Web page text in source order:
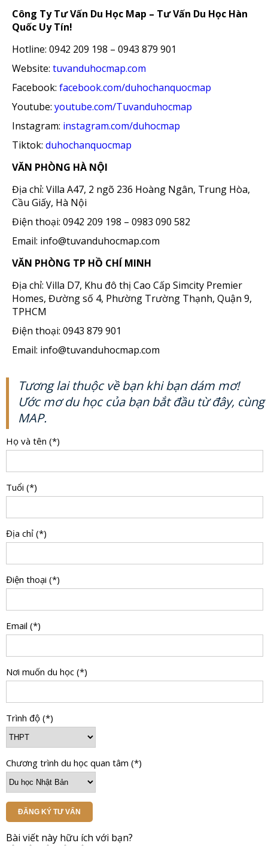
Công Ty Tư Vấn Du Học Map – Tư Vấn Du Học Hàn
Quốc Uy Tín!
Hotline: 0942 209 198 – 0943 879 901
Website: tuvanduhocmap.com
Facebook: facebook.com/duhochanquocmap
Youtube: youtube.com/Tuvanduhocmap
Instagram: instagram.com/duhocmap
Tiktok: duhochanquocmap
VĂN PHÒNG HÀ NỘI
Địa chỉ: Villa A47, 2 ngõ 236 Hoàng Ngân, Trung Hòa,
Cầu Giấy, Hà Nội
Điện thoại: 0942 209 198 – 0983 090 582
Email: info@tuvanduhocmap.com
VĂN PHÒNG TP HỒ CHÍ MINH
Địa chỉ: Villa D7, Khu đô thị Cao Cấp Simcity Premier
Homes, Đường số 4, Phường Trường Thạnh, Quận 9,
TPHCM
Điện thoại: 0943 879 901
Email: info@tuvanduhocmap.com
Tương lai thuộc về bạn khi bạn dám mơ!
Ước mơ du học của bạn bắt đầu từ đây, cùng
MAP.
Họ và tên (*)
Tuổi (*)
Địa chỉ (*)
Điện thoại (*)
Email (*)
Nơi muốn du học (*)
Trình độ (*)
Chương trình du học quan tâm (*)
ĐĂNG KÝ TƯ VẤN
Bài viết này hữu ích với bạn?